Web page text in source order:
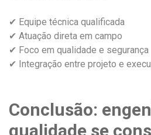
✔ Equipe técnica qualificada
✔ Atuação direta em campo
✔ Foco em qualidade e segurança
✔ Integração entre projeto e
Conclusão:
qualidade se